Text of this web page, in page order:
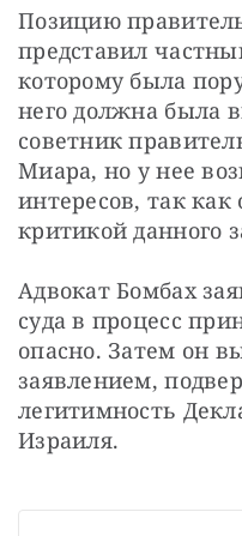
Позицию
представил
которому была
него должна была
советник
Миара, но у нее
интересов, так как
критикой данного
Адвокат Бомбах
суда в процесс
опасно. Затем он
заявлением,
легитимность
Израиля.